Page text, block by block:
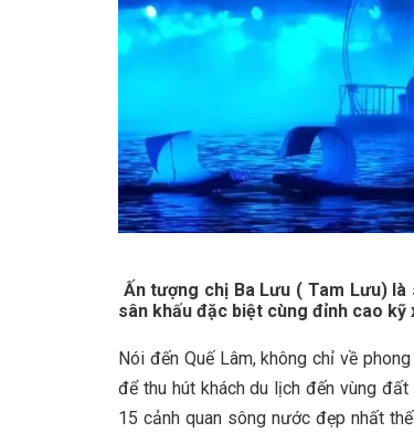
Ấn tượng chị Ba Lưu ( Tam Lưu)
sân khấu đặc biệt cùng đỉnh cao kỹ
Nói đến Quế Lâm, không chỉ về
để thu hút khách du lịch đến vùng
15 cảnh quan sông nước đẹp nhất